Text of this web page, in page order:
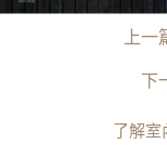
上一
下
了解室